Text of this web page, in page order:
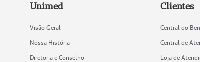
Unimed
Visão Geral
Nossa História
Diretoria e Conselho
Clientes
Central do
Central de
Loja de